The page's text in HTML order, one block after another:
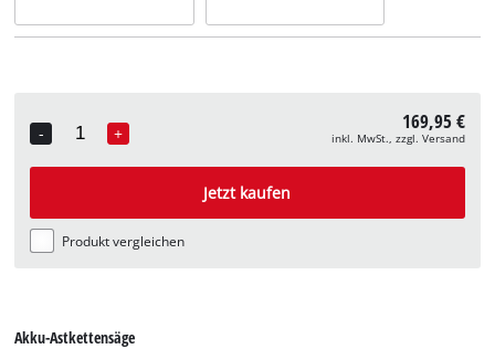
-
Quantity
+ 169,95 €
inkl. MwSt., zzgl. Versand
Jetzt kaufen
Produkt vergleichen
Akku-Astkettensäge